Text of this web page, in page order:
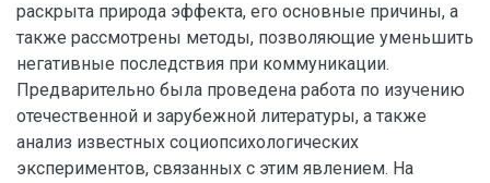
раскрыта природа эффекта, его основные причины, а
также рассмотрены методы, позволяющие уменьшить
негативные последствия при коммуникации.
Предварительно была проведена работа по изучению
отечественной и зарубежной литературы, а также
анализ известныx социопсихологических
экспериментов, связанных с этим явлением. На